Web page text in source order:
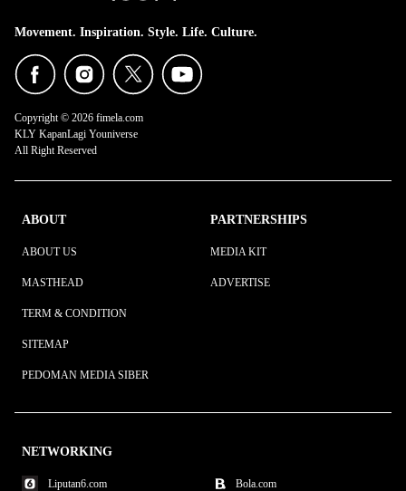
Movement. Inspiration. Style. Life. Culture.
Copyright © 2026 fimela.com
KLY KapanLagi Youniverse
All Right Reserved
ABOUT
ABOUT US
MASTHEAD
TERM & CONDITION
SITEMAP
PEDOMAN MEDIA SIBER
PARTNERSHIPS
MEDIA KIT
ADVERTISE
NETWORKING
Liputan6.com Bola.com